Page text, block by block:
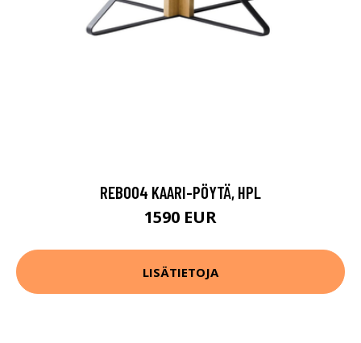
REB004 KAARI-PÖYTÄ, HPL
1590 EUR
LISÄTIETOJA